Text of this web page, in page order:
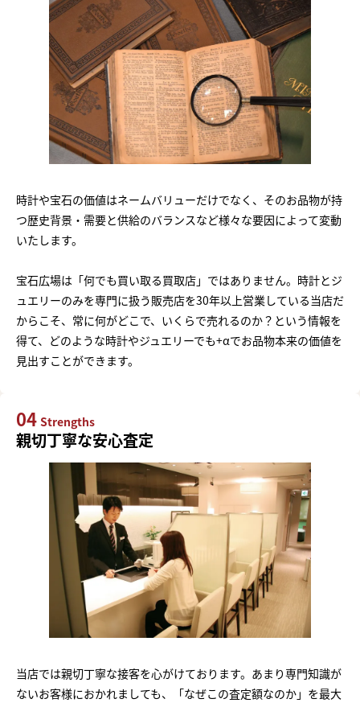
時計や宝石の価値はネームバリューだけでなく、そのお品物が持
つ歴史背景・需要と供給のバランスなど様々な要因によって変動
いたします。
宝石広場は「何でも買い取る買取店」ではありません。時計とジ
ュエリーのみを専門に扱う販売店を30年以上営業している当店だ
からこそ、常に何がどこで、いくらで売れるのか？という情報を
得て、どのような時計やジュエリーでも+αでお品物本来の価値を
見出すことができます。
04 Strengths
親切丁寧な安心査定
当店では親切丁寧な接客を心がけております。あまり専門知識が
ないお客様におかれましても、「なぜこの査定額なのか」を最大